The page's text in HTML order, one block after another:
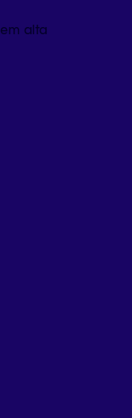
em alta